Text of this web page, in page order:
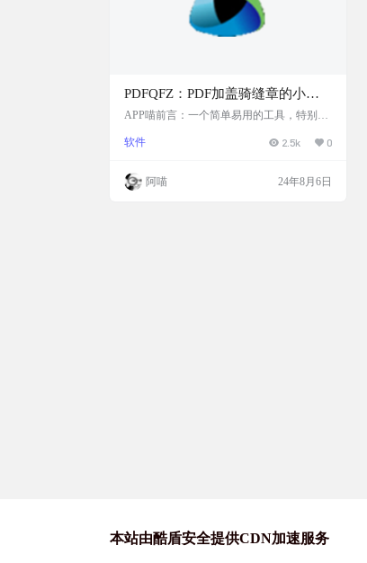
PDFQFZ：PDF加盖骑缝章的小工
具，免费开源
APP喵前言：一个简单易用的工具，特别适
景，提高了文件处理的效率。 软件简介 PD
的实用小工具，允许用户自定义印章的分
割、大小和位置。选择需要盖章的PDF文件
软件 2.5k 0
阿喵 24年8月6日
本站由酷盾安全提供CDN加速服务